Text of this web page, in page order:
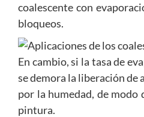
coalescente con
bloqueos.
En cambio, si la tasa de
se demora la liberación de
por la humedad, de modo
pintura.